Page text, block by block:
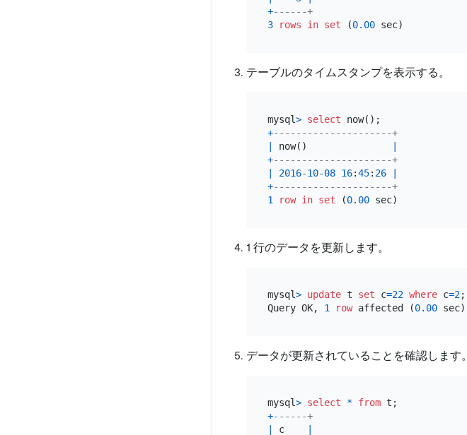
+------+
3
rows in set (0.00
テーブルのタイムスタンプを表示する。
mysql> select
+---------------------+
now()
+---------------------+
2016-10-08 16:45: 26
+---------------------+
1
row in set (0.00
1 行のデータを更新します。
mysql> update t set c=22 where c=2;
Query OK, 1 row affected (0.00
データが更新されていることを確認します。
mysql> select * from
+------+
c